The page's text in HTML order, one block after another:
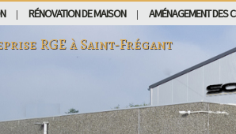
RÉNOVATION DE MAISON AMÉNAGEMENT DES
RGE àSaint-Frégant